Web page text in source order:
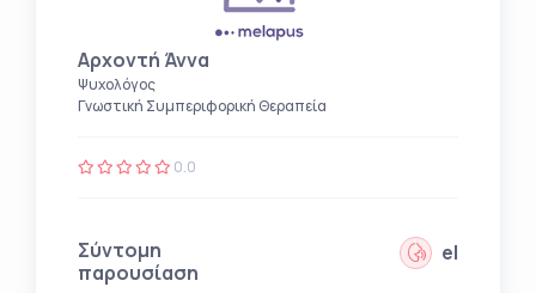
Αρχοντή Άννα
Ψυχολόγος
Γνωστική Συμπεριφορική Θεραπεία
0.0
Σύντομη
παρουσίαση
el